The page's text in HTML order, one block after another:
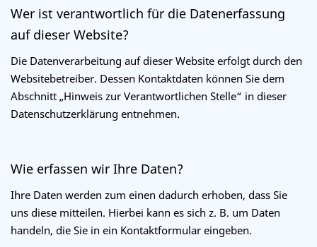
Wer ist verantwortlich für die Datenerfassung
auf dieser Website?
Die Datenverarbeitung auf dieser Website erfolgt durch den
Websitebetreiber. Dessen Kontaktdaten können Sie dem
Abschnitt „Hinweis zur Verantwortlichen Stelle“ in dieser
Datenschutzerklärung entnehmen.
Wie erfassen wir Ihre Daten?
Ihre Daten werden zum einen dadurch erhoben, dass Sie
uns diese mitteilen. Hierbei kann es sich z. B. um Daten
handeln, die Sie in ein Kontaktformular eingeben.